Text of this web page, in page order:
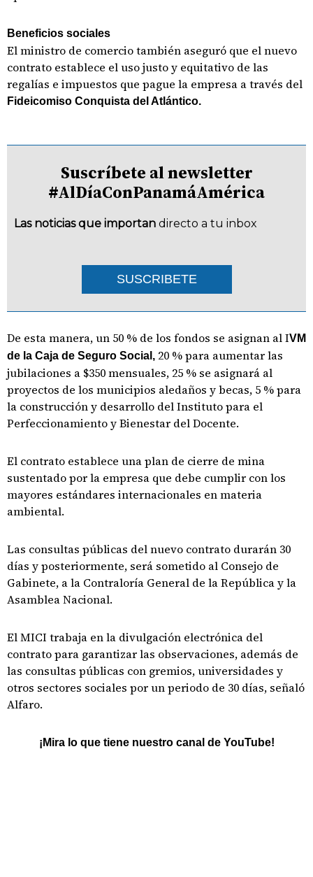
Beneficios sociales
El ministro de comercio también aseguró que el nuevo
contrato establece el uso justo y equitativo de las
regalías e impuestos que pague la empresa a través del
Fideicomiso Conquista del Atlántico.
Suscríbete al newsletter
#AlDíaConPanamáAmérica
Las noticias que importan directo a tu inbox
SUSCRIBETE
De esta manera, un 50 % de los fondos se asignan al IVM
de la Caja de Seguro Social, 20 % para aumentar las
jubilaciones a $350 mensuales, 25 % se asignará al
proyectos de los municipios aledaños y becas, 5 % para
la construcción y desarrollo del Instituto para el
Perfeccionamiento y Bienestar del Docente.
El contrato establece una plan de cierre de mina
sustentado por la empresa que debe cumplir con los
mayores estándares internacionales en materia
ambiental.
Las consultas públicas del nuevo contrato durarán 30
días y posteriormente, será sometido al Consejo de
Gabinete, a la Contraloría General de la República y la
Asamblea Nacional.
El MICI trabaja en la divulgación electrónica del
contrato para garantizar las observaciones, además de
las consultas públicas con gremios, universidades y
otros sectores sociales por un periodo de 30 días, señaló
Alfaro.
¡Mira lo que tiene nuestro canal de YouTube!